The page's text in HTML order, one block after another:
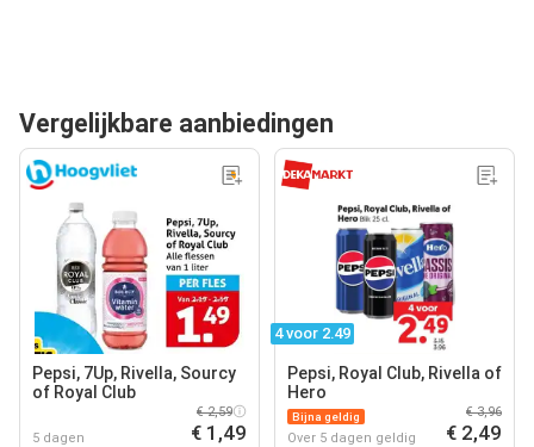
Vergelijkbare aanbiedingen
Pepsi, 7Up, Rivella, Sourcy
of Royal Club
5 dagen
€ 2,59
€ 1,49
4 voor 2.49
Pepsi, Royal Club, Rivella of
Hero
Bijna geldig
Over 5 dagen geldig
€ 3,96
€ 2,49